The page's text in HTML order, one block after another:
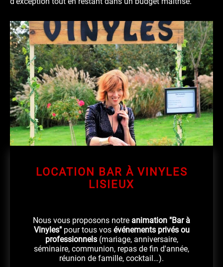
LOCATION BAR À VINYLES
LISIEUX
Nous vous proposons notre animation "Bar à
Vinyles"pour tous vos événements privés ou
professionnels(mariage, anniversaire,
séminaire, communion, repas de fin d'année,
réunion de famille, cocktail…).